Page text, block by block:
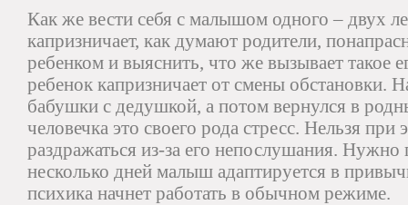
Как же вести себя с малышом одного – двух
капризничает, как думают родители,
ребенком и выяснить, что же вызывает такое
ребенок капризничает от смены обстановки.
бабушки с дедушкой, а потом вернулся в
человечка это своего рода стресс. Нельзя при
раздражаться из-за его непослушания. Нужно
несколько дней малыш адаптируется в
психика начнет работать в обычном режиме.